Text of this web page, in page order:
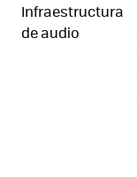
Infraestructura
de audio